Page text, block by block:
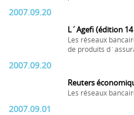
2007.09.20
L´Agefi (édition
Les réseaux
de produits
2007.09.20
Reuters
Les réseaux
2007.09.01